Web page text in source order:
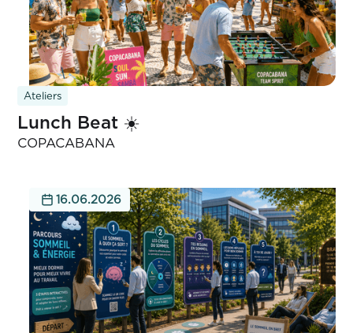
Ateliers
Lunch Beat ☀️
COPACABANA
16.06.2026